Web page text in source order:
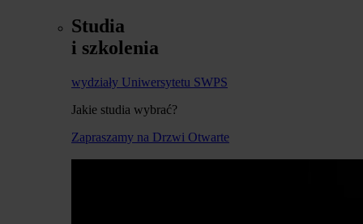
Studia
i szkolenia
wydziały Uniwersytetu SWPS
Jakie studia wybrać?
Zapraszamy na Drzwi Otwarte